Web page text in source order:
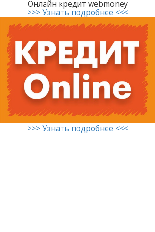
Онлайн кредит webmoney
>>> Узнать подробнее <<<
>>> Узнать подробнее <<<